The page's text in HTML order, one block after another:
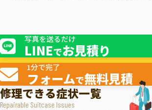
写真を送るだけ
LINEでお見積り
1分で完了
フォームで無料見積
修理できる症状一覧
Repairable Suitcase Issues